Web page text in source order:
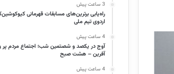
3 ساعت پیش
راه‌یابی برترین‌های مسابقات قهرمانی
اردوی تیم ملی
4 ساعت پیش
آوج در یکصد و شصتمین شب؛ اجتماع مردم
آفرین – هشت صبح
4 ساعت پیش